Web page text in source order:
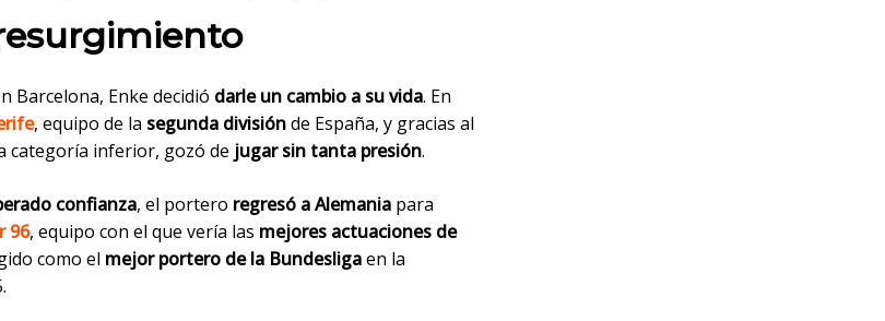
Barcelona, Enke decidió darle un cambio a su vida. En
, equipo de la segunda divisiónde España, y gracias al
categoría inferior, gozó de jugar sin tanta presión.
confianza, el portero regresó a Alemania para
96, equipo con el que vería las mejores actuaciones de
como el mejor portero de la Bundesligaen la